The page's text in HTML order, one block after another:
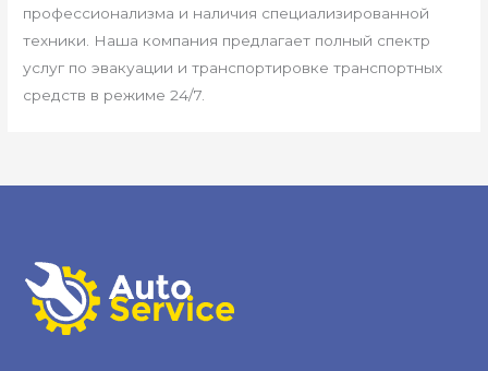
профессионализма и наличия специализированной
техники. Наша компания предлагает полный спектр
услуг по эвакуации и транспортировке транспортных
средств в режиме 24/7.